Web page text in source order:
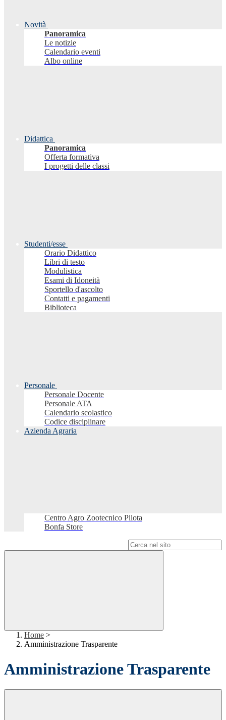
Novità
Panoramica
Le notizie
Calendario eventi
Albo online
Didattica
Panoramica
Offerta formativa
I progetti delle classi
Studenti/esse
Orario Didattico
Libri di testo
Modulistica
Esami di Idoneità
Sportello d'ascolto
Contatti e pagamenti
Biblioteca
Personale
Personale Docente
Personale ATA
Calendario scolastico
Codice disciplinare
Azienda Agraria
Centro Agro Zootecnico Pilota
Bonfa Store
Home >
Amministrazione Trasparente
Amministrazione Trasparente